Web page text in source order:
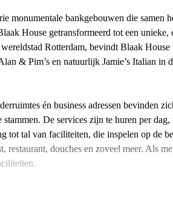
monumentale bankgebouwen die samen
House getransformeerd tot een unieke,
Rotterdam, bevindt Blaak House
& Pim’s en natuurlijk Jamie’s Italian in
én business adressen bevinden
De services zijn te huren per dag,
tot tal van faciliteiten, die inspelen op de
restaurant, douches en zoveel meer. Als